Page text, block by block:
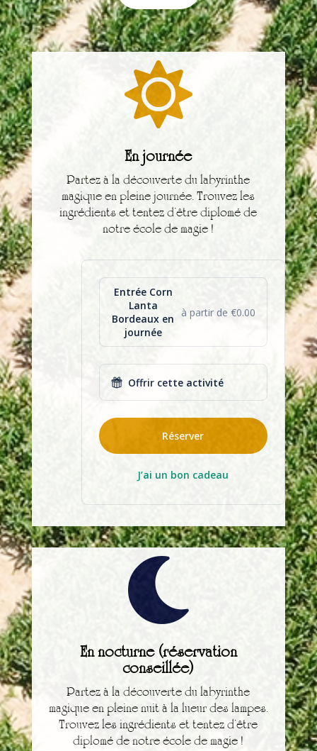

En journée
Partez à la découverte du labyrinthe
magique en pleine journée. Trouvez les
ingrédients et tentez d’être diplomé de
notre école de magie !
Entrée Corn
Lanta
Bordeaux en
journée
à partir de €0.00
Offrir cette activité
Réserver
J’ai un bon cadeau

En nocturne (réservation
conseillée)
Partez à la découverte du labyrinthe
magique en pleine nuit à la lueur des lampes.
Trouvez les ingrédients et tentez d’être
diplomé de notre école de magie !